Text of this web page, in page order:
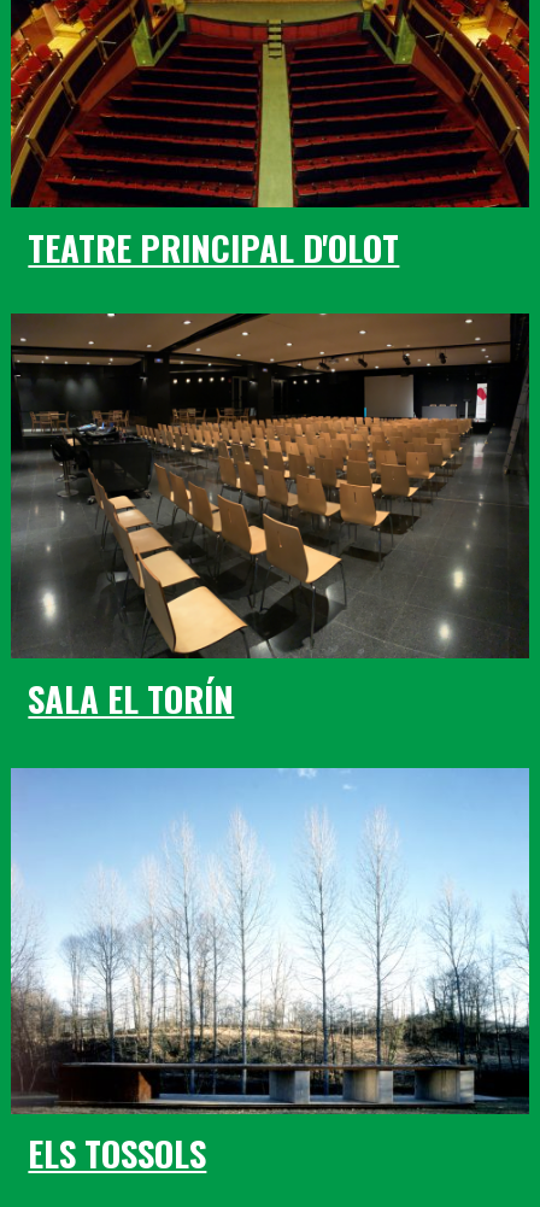
TEATRE PRINCIPAL D'OLOT
SALA EL TORÍN
ELS TOSSOLS